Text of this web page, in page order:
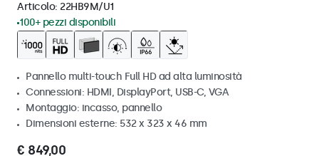
Articolo: 22HB9M/U1
100+ pezzi disponibili
Pannello multi-touch Full HD ad alta luminosità
Connessioni: HDMI, DisplayPort, USB-C, VGA
Montaggio: incasso, pannello
Dimensioni esterne: 532 x 323 x 46 mm
€ 849,00